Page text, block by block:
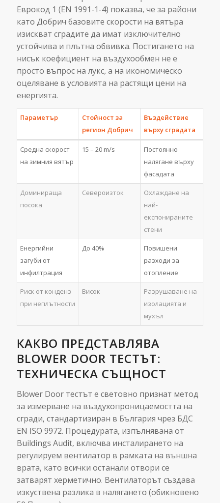
Еврокод 1 (EN 1991-1-4) показва, че за райони
като Добрич базовите скорости на вятъра
изискват сградите да имат изключително
устойчива и плътна обвивка. Постигането на
нисък коефициент на въздухообмен не е
просто въпрос на лукс, а на икономическо
оцеляване в условията на растящи цени на
енергията.
Параметър
Стойност за
регион Добрич
Въздействие
върху сградата
Средна скорост
на зимния вятър
15 – 20 m/s
Постоянно
налягане върху
фасадата
Доминираща
посока
Североизток
Охлаждане на
най-
експонираните
стени
Енергийни
загуби от
инфилтрация
До 40%
Повишени
разходи за
отопление
Риск от конденз
при неплътности
Висок
Разрушаване на
изолацията и
мухъл
КАКВО ПРЕДСТАВЛЯВА
BLOWER DOOR ТЕСТЪТ:
ТЕХНИЧЕСКА СЪЩНОСТ
Blower Door тестът е световно признат метод
за измерване на въздухопроницаемостта на
сгради, стандартизиран в България чрез БДС
EN ISO 9972. Процедурата, изпълнявана от
Buildings Audit, включва инсталирането на
регулируем вентилатор в рамката на външна
врата, като всички останали отвори се
затварят херметично. Вентилаторът създава
изкуствена разлика в налягането (обикновено